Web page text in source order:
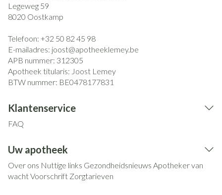
Legeweg 59
8020 Oostkamp
Telefoon: +32 50 82 45 98
E-mailadres: joost@apotheeklemey.be
APB nummer: 312305
Apotheek titularis: Joost Lemey
BTW nummer: BE0478177831
Klantenservice
FAQ
Uw apotheek
Over ons Nuttige links Gezondheidsnieuws Apotheker van
wachtVoorschrift Zorgtarieven